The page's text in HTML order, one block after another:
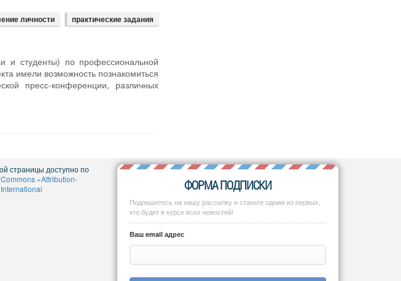
личности практические задания
и студенты) по профессиональной
имели возможность познакомиться
пресс-конференции, различных
страницы доступно по
«Attribution-
ФОРМА ПОДПИСКИ
Подпишитесь на нашу рассылку и станьте одним из первых,
кто будет в курсе всех новостей!
Ваш email адрес